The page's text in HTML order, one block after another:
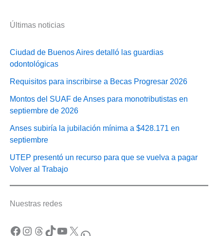
Últimas noticias
Ciudad de Buenos Aires detalló las guardias
odontológicas
Requisitos para inscribirse a Becas Progresar 2026
Montos del SUAF de Anses para monotributistas en
septiembre de 2026
Anses subiría la jubilación mínima a $428.171 en
septiembre
UTEP presentó un recurso para que se vuelva a pagar
Volver al Trabajo
Nuestras redes
Facebook Instagram Threads TikTok YouTube X